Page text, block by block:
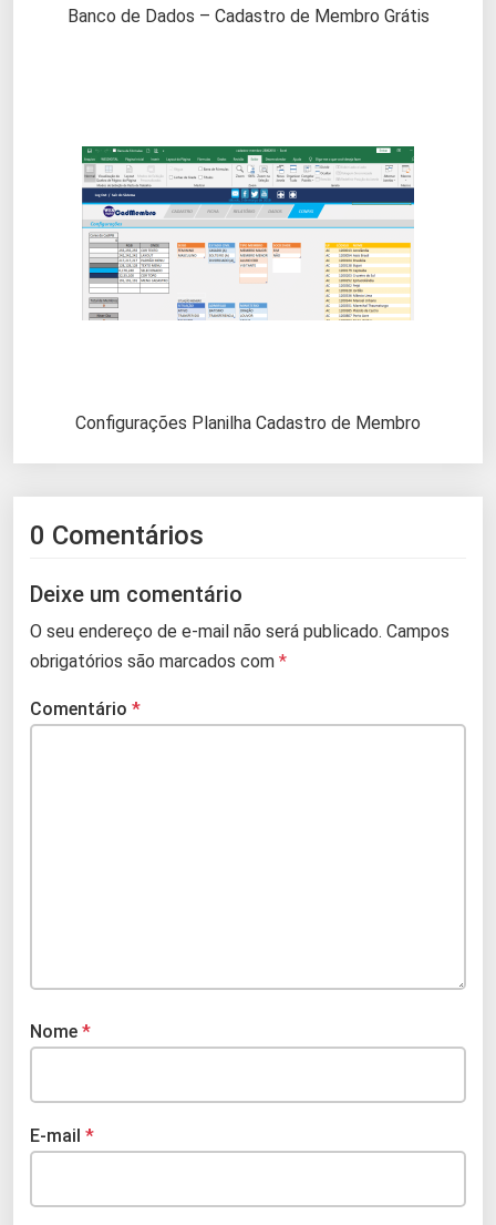
Banco de Dados – Cadastro de Membro Grátis
Configurações Planilha Cadastro de Membro
0 Comentários
Deixe um comentário
O seu endereço de e-mail não será publicado. Campos
obrigatórios são marcados com *
Comentário *
Nome *
E-mail *